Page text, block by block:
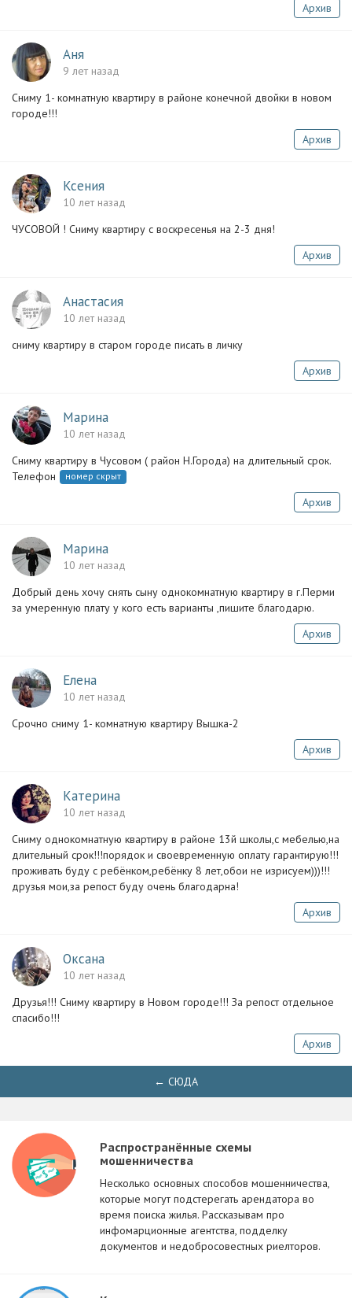
Архив
Аня
9 лет назад
Сниму 1- комнатную квартиру в районе конечной двойки в новом
городе!!!
Архив
Ксения
10 лет назад
ЧУСОВОЙ ! Сниму квартиру с воскресенья на 2-3 дня!
Архив
Анастасия
10 лет назад
сниму квартиру в старом городе писать в личку
Архив
Марина
10 лет назад
Сниму квартиру в Чусовом ( район Н.Города) на длительный срок.
Телефон
номер скрыт
Архив
Марина
10 лет назад
Добрый день хочу снять сыну однокомнатную квартиру в г.Перми
за умеренную плату у кого есть варианты ,пишите благодарю.
Архив
Елена
10 лет назад
Срочно сниму 1- комнатную квартиру Вышка-2
Архив
Катерина
10 лет назад
Сниму однокомнатную квартиру в районе 13й школы,с мебелью,на
длительный срок!!!порядок и своевременную оплату гарантирую!!!
проживать буду с ребёнком,ребёнку 8 лет,обои не изрисуем)))!!!
друзья мои,за репост буду очень благодарна!
Архив
Оксана
10 лет назад
Друзья!!! Сниму квартиру в Новом городе!!! За репост отдельное
спасибо!!!
Архив
← СЮДА
Распространённые схемы
мошенничества
Несколько основных способов мошенничества,
которые могут подстерегать арендатора во
время поиска жилья. Рассказывам про
инфомарционные агентства, подделку
документов и недобросовестных риелторов.